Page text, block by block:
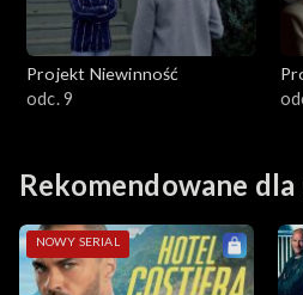
Projekt Niewinność
odc. 9
Rekomendowane dla
NOWY SERIAL